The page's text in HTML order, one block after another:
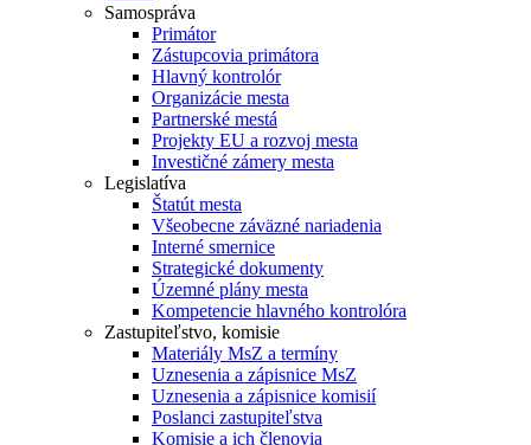
Samospráva
Primátor
Zástupcovia primátora
Hlavný kontrolór
Organizácie mesta
Partnerské mestá
Projekty EU a rozvoj mesta
Investičné zámery mesta
Legislatíva
Štatút mesta
Všeobecne záväzné nariadenia
Interné smernice
Strategické dokumenty
Územné plány mesta
Kompetencie hlavného kontrolóra
Zastupiteľstvo, komisie
Materiály MsZ a termíny
Uznesenia a zápisnice MsZ
Uznesenia a zápisnice komisií
Poslanci zastupiteľstva
Komisie a ich členovia